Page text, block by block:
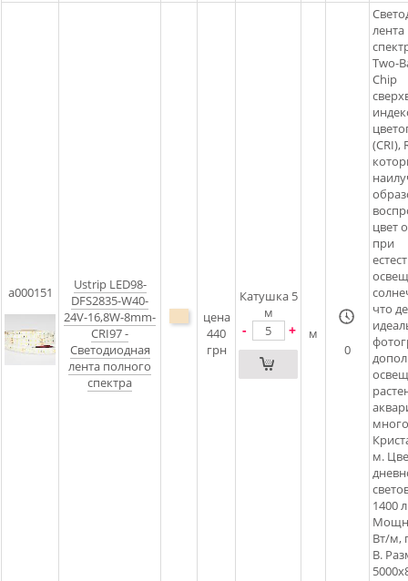
a000151
Ustrip LED98-
DFS2835-W40-
24V-16,8W-8mm-
CRI97 -
Светодиодная
лента полного
спектра
цена
440
грн
Катушка 5
м
- +
м
0
Two-
Chip
(CRI),
цвет
при
что
м.
1400
Вт/м,
В.